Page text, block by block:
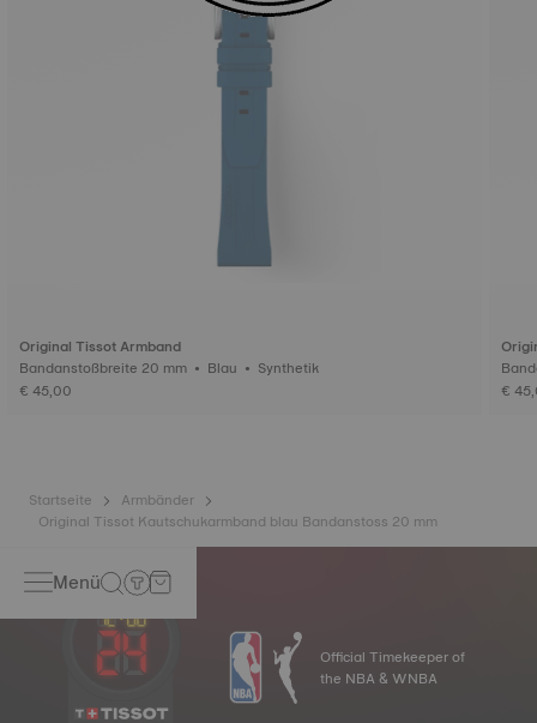
Original Tissot Armband
Bandanstoßbreite 20 mm • Blau • Synthetik
€ 45,00
€
Startseite
Armbänder
Original Tissot Kautschukarmband blau Bandanstoss 20 mm
Menü
Official Timekeeper of
the NBA & WNBA